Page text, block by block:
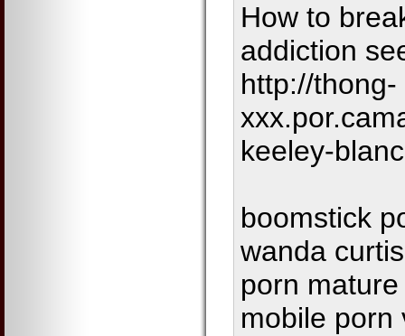
How to
addiction
http://thong-
keeley-
boomstick
wanda
porn
mobile porn